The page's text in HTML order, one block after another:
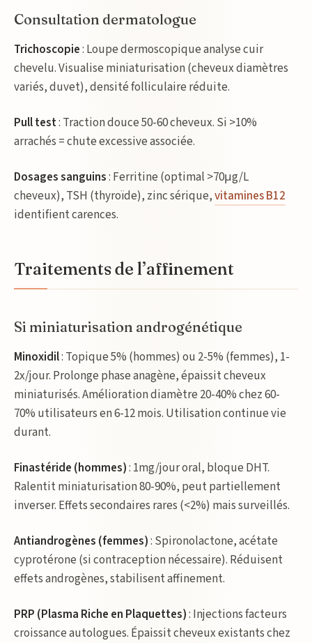
Consultation dermatologue
Trichoscopie: Loupe dermoscopique analyse cuir
chevelu. Visualise miniaturisation (cheveux diamètres
variés, duvet), densité folliculaire réduite.
Pull test: Traction douce 50-60 cheveux. Si >10%
arrachés = chute excessive associée.
Dosages sanguins: Ferritine (optimal >70μg/L
cheveux), TSH (thyroïde), zinc sérique,vitamines B12
identifient carences.
Traitements de l’affinement
Si miniaturisation androgénétique
Minoxidil: Topique 5% (hommes) ou 2-5% (femmes), 1-
2x/jour. Prolonge phase anagène, épaissit cheveux
miniaturisés. Amélioration diamètre 20-40% chez 60-
70% utilisateurs en 6-12 mois. Utilisation continue vie
durant.
Finastéride (hommes): 1mg/jour oral, bloque DHT.
Ralentit miniaturisation 80-90%, peut partiellement
inverser. Effets secondaires rares (<2%) mais surveillés.
Antiandrogènes (femmes): Spironolactone, acétate
cyprotérone (si contraception nécessaire). Réduisent
effets androgènes, stabilisent affinement.
PRP (Plasma Riche en Plaquettes): Injections facteurs
croissance autologues. Épaissit cheveux existants chez